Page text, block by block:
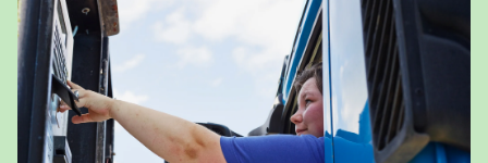
Vatten och avlopp
Om Pireva
Vanliga sökningar: